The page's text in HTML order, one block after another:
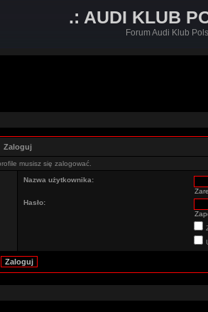
.: AUDI KLUB
Forum Audi Klub
Zaloguj
musisz się zalogować.
Nazwa użytkownika:
Hasło: